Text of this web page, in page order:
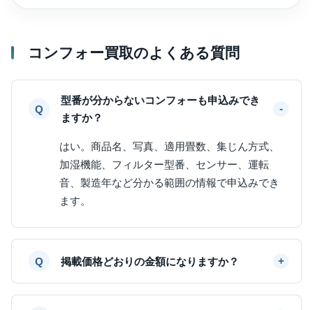
コンフォー買取のよくある質問
型番が分からないコンフォーも申込みでき
ますか？
はい。商品名、写真、適用畳数、集じん方式、
加湿機能、フィルター型番、センサー、運転
音、製造年など分かる範囲の情報で申込みでき
ます。
掲載価格どおりの金額になりますか？